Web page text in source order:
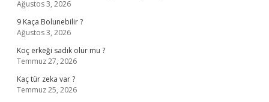
Ağustos 3, 2026
9 Kaça Bolunebilir ?
Ağustos 3, 2026
Koç erkeği sadık olur mu ?
Temmuz 27, 2026
Kaç tür zeka var ?
Temmuz 25, 2026